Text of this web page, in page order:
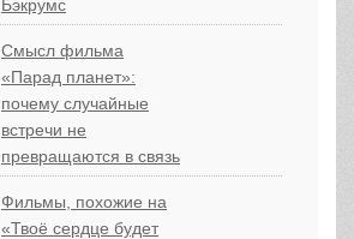
Бэкрумс
Смысл фильма
«Парад планет»:
почему случайные
встречи не
превращаются в связь
Фильмы, похожие на
«Твоё сердце будет